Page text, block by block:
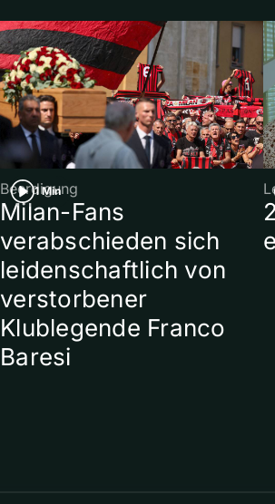
1 Min
Beerdigung
Milan-Fans
verabschieden sich
leidenschaftlich von
verstorbener
Klublegende Franco
Baresi